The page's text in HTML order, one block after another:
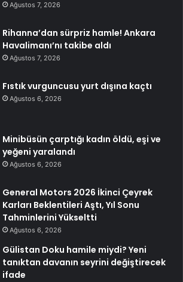
Ağustos 7, 2026
Rihanna’dan sürpriz hamle! Ankara
Havalimanı’nı takibe aldı
Ağustos 7, 2026
Fıstık vurguncusu yurt dışına kaçtı
Ağustos 6, 2026
Minibüsün çarptığı kadın öldü, eşi ve
yeğeni yaralandı
Ağustos 6, 2026
General Motors 2026 İkinci Çeyrek
Karları Beklentileri Aştı, Yıl Sonu
Tahminlerini Yükseltti
Ağustos 6, 2026
Gülistan Doku hamile miydi? Yeni
tanıktan davanın seyrini değiştirecek
ifade